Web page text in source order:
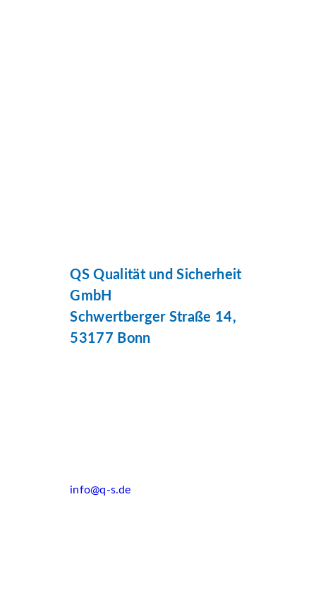
QS Qualität und Sicherheit
GmbH
Schwertberger Straße 14,
53177 Bonn
info@q-s.de